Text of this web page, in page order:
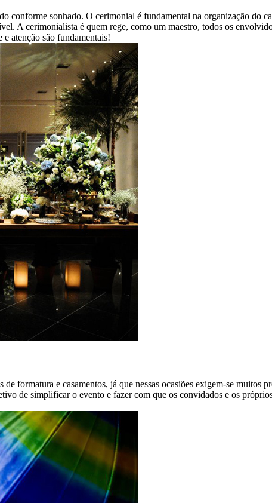
conforme sonhado. O cerimonial é fundamental na organização do
A cerimonialista é quem rege, como um maestro, todos os
atenção são fundamentais!
formatura e casamentos, já que nessas ocasiões exigem-se muitos
de simplificar o evento e fazer com que os convidados e os